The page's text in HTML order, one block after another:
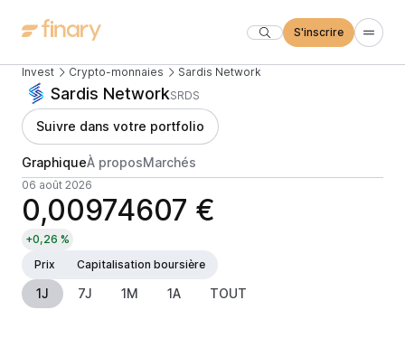
S'inscrire
Invest Crypto-monnaies Sardis Network
Sardis NetworkSRDS
Suivre dans votre portfolio
GraphiqueÀ proposMarchés
06 août 2026
0,00974607 €
+0,26 %
Prix
Capitalisation boursière
1J 7J 1M 1A TOUT